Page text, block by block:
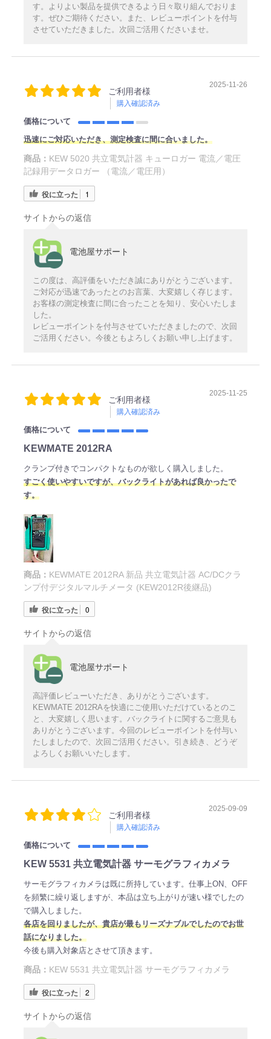
す。よりよい製品を提供できるよう日々取り組んでおりま
す。ぜひご期待ください。また、レビューポイントを付与
させていただきました。次回ご活用くださいませ。
ご利用者様
購入確認済み
2025-11-26
価格について
迅速にご対応いただき、測定検査に間に合いました。
商品： KEW 5020 共立電気計器 キューロガー 電流／電圧
記録用データロガー （電流／電圧用）
役に立った 1
サイトからの返信
電池屋サポート
この度は、高評価をいただき誠にありがとうございます。
ご対応が迅速であったとのお言葉、大変嬉しく存じます。
お客様の測定検査に間に合ったことを知り、安心いたしま
した。
レビューポイントを付与させていただきましたので、次回
ご活用ください。今後ともよろしくお願い申し上げます。
ご利用者様
購入確認済み
2025-11-25
価格について
KEWMATE 2012RA
クランプ付きでコンパクトなものが欲しく購入しました。
すごく使いやすいですが、バックライトがあれば良かったで
す。
商品： KEWMATE 2012RA 新品 共立電気計器 AC/DCクラ
ンプ付デジタルマルチメータ (KEW2012R後継品)
役に立った 0
サイトからの返信
電池屋サポート
高評価レビューいただき、ありがとうございます。
KEWMATE 2012RAを快適にご使用いただけているとのこ
と、大変嬉しく思います。バックライトに関するご意見も
ありがとうございます。今回のレビューポイントを付与い
たしましたので、次回ご活用ください。引き続き、どうぞ
よろしくお願いいたします。
ご利用者様
購入確認済み
2025-09-09
価格について
KEW 5531 共立電気計器 サーモグラフィカメラ
サーモグラフィカメラは既に所持しています。仕事上ON、OFF
を頻繁に繰り返しますが、本品は立ち上がりが速い様でしたの
で購入しました。
各店を回りましたが、貴店が最もリーズナブルでしたのでお世
話になりました。
今後も購入対象店とさせて頂きます。
商品： KEW 5531 共立電気計器 サーモグラフィカメラ
役に立った 2
サイトからの返信